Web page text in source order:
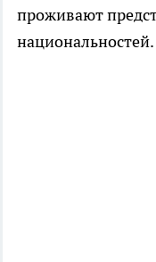
проживают
национальностей.